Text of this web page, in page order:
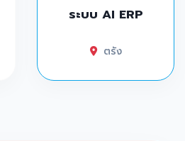
ระบบ AI ERP
ตรัง